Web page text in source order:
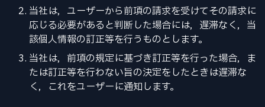
当社は，ユーザーから前項の請求を受けてその請求に
応じる必要があると判断した場合には，遅滞なく，当
該個人情報の訂正等を行うものとします。
当社は，前項の規定に基づき訂正等を行った場合，ま
たは訂正等を行わない旨の決定をしたときは遅滞な
く，これをユーザーに通知します。